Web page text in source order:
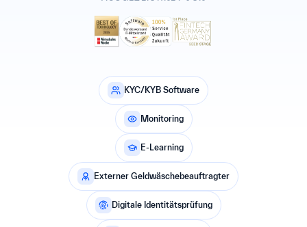
KYC/KYB Software
Monitoring
E-Learning
Externer Geldwäschebeauftragter
Digitale Identitätsprüfung